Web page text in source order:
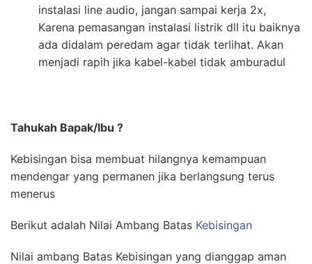
instalasi line audio, jangan sampai kerja 2x,
Karena pemasangan instalasi listrik dll itu baiknya
ada didalam peredam agar tidak terlihat. Akan
menjadi rapih jika kabel-kabel tidak amburadul
Tahukah Bapak/Ibu ?
Kebisingan bisa membuat hilangnya kemampuan
mendengar yang permanen jika berlangsung terus
menerus
Berikut adalah Nilai Ambang Batas Kebisingan
Nilai ambang Batas Kebisingan yang dianggap aman